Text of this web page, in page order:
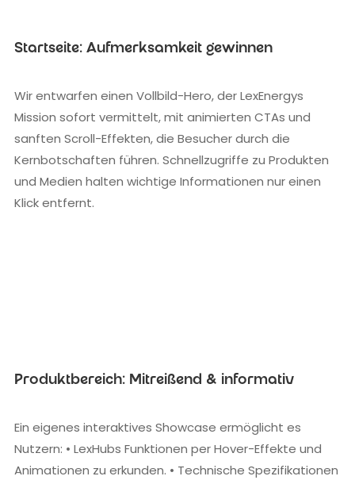
Startseite: Aufmerksamkeit gewinnen
Wir entwarfen einen Vollbild-Hero, der LexEnergys
Mission sofort vermittelt, mit animierten CTAs und
sanften Scroll-Effekten, die Besucher durch die
Kernbotschaften führen. Schnellzugriffe zu Produkten
und Medien halten wichtige Informationen nur einen
Klick entfernt.
Produktbereich: Mitreißend & informativ
Ein eigenes interaktives Showcase ermöglicht es
Nutzern: • LexHubs Funktionen per Hover-Effekte und
Animationen zu erkunden. • Technische Spezifikationen